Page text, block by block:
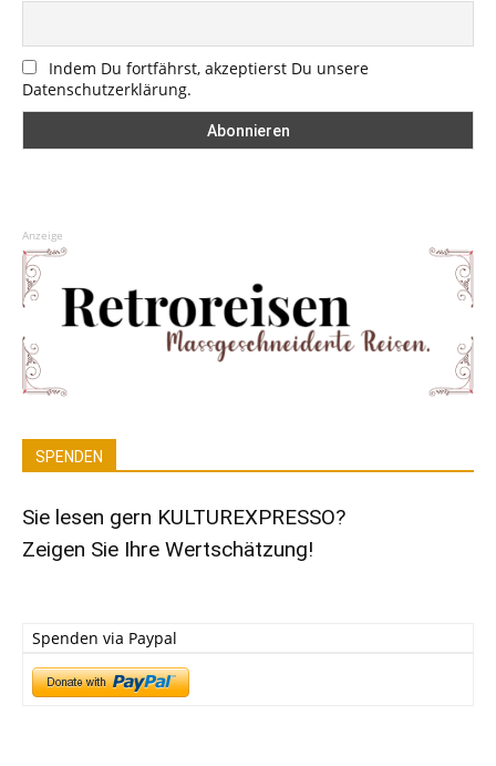
Indem Du fortfährst, akzeptierst Du unsere
Datenschutzerklärung.
Anzeige
SPENDEN
Sie lesen gern KULTUREXPRESSO?
Zeigen Sie Ihre Wertschätzung!
Spenden via Paypal